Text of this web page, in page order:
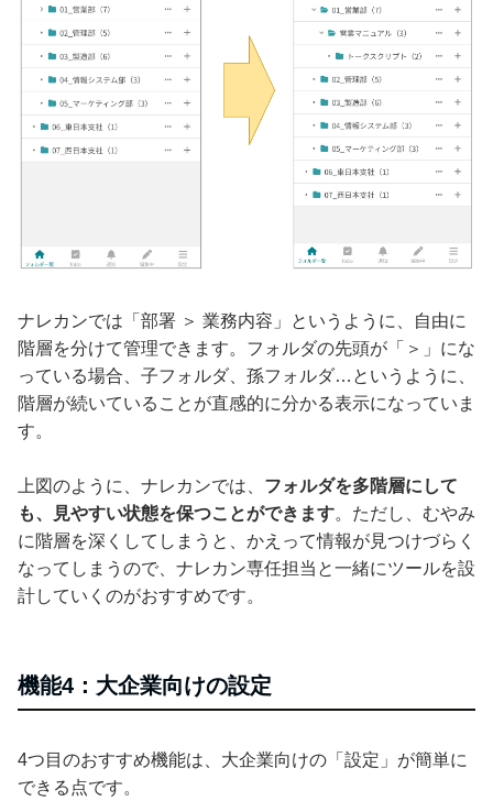
ナレカンでは「部署 ＞ 業務内容」というように、自由に
階層を分けて管理できます。フォルダの先頭が「＞」にな
っている場合、子フォルダ、孫フォルダ…というように、
階層が続いていることが直感的に分かる表示になっていま
す。
上図のように、ナレカンでは、 フォルダを多階層にして
も、見やすい状態を保つことができます。ただし、むやみ
に階層を深くしてしまうと、かえって情報が見つけづらく
なってしまうので、ナレカン専任担当と一緒にツールを設
計していくのがおすすめです。
機能4：大企業向けの設定
4つ目のおすすめ機能は、大企業向けの「設定」が簡単に
できる点です。